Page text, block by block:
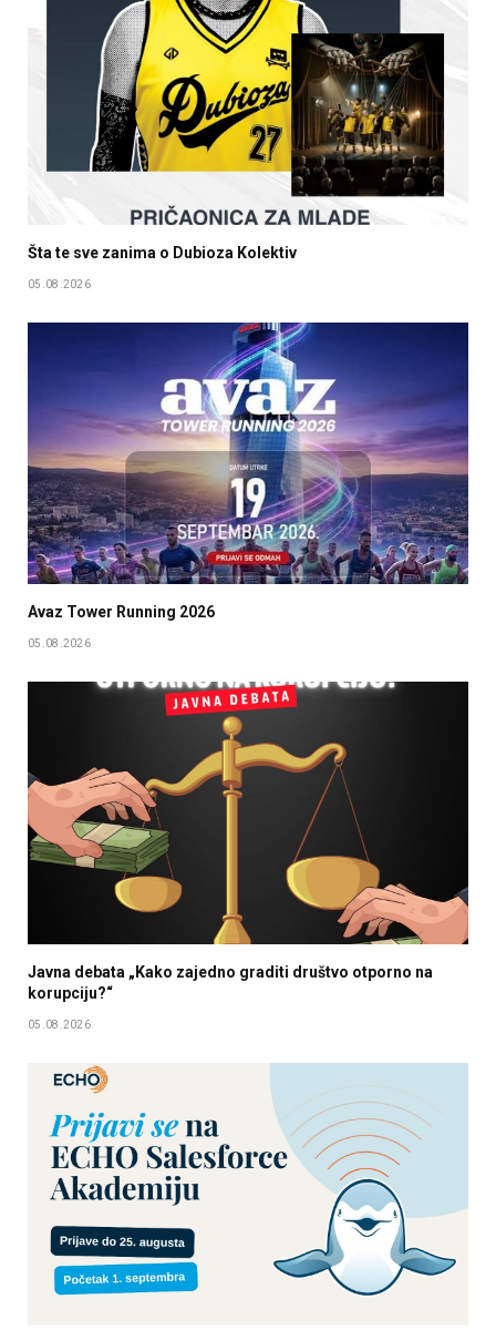
Šta te sve zanima o Dubioza Kolektiv
05.08.2026
Avaz Tower Running 2026
05.08.2026
Javna debata „Kako zajedno graditi društvo otporno na
korupciju?“
05.08.2026